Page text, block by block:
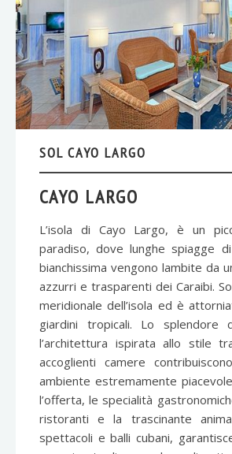
SOL CAYO LARGO
CAYO LARGO
L’isola di Cayo Largo, è un
paradiso, dove lunghe spiagge
bianchissima vengono lambite da
azzurri e trasparenti dei Caraibi.
meridionale dell’isola ed è
giardini tropicali. Lo splendore
l’architettura ispirata allo stile
accoglienti camere
ambiente estremamente
l’offerta, le specialità
ristoranti e la trascinante
spettacoli e balli cubani,